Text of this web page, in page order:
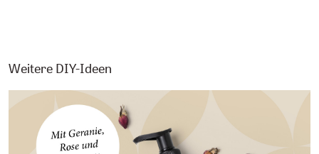
Weitere DIY-Ideen